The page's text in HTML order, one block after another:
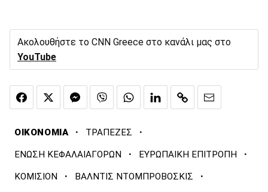
Ακολουθήστε το CNN Greece στο κανάλι μας στο
YouTube
ΟΙΚΟΝΟΜΙΑ · ΤΡΑΠΕΖΕΣ ·
ΕΝΩΣΗ ΚΕΦΑΛΑΙΑΓΟΡΩΝ · ΕΥΡΩΠΑΙΚΗ ΕΠΙΤΡΟΠΗ ·
ΚΟΜΙΣΙΟΝ · ΒΑΛΝΤΙΣ ΝΤΟΜΠΡΟΒΟΣΚΙΣ ·